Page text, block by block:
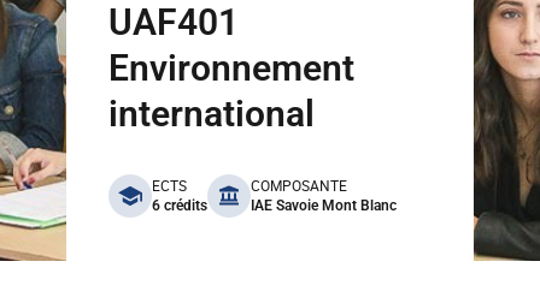
UAF401
Environnement
international
benefits
ECTS
6 crédits
COMPOSANTE
IAE Savoie Mont Blanc